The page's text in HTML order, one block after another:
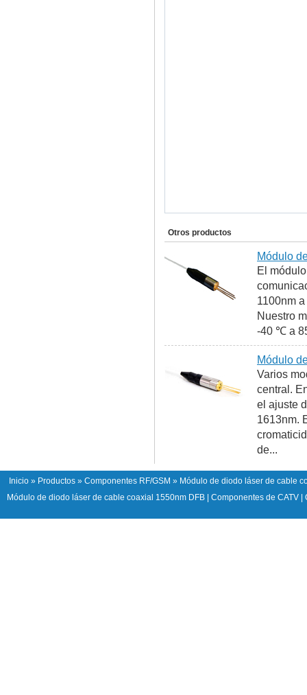
Otros productos
Módulo
El
1100nm
Nuestro
-40 ℃ a
Módulo
Varios
central.
el ajuste
1613nm.
de...
Inicio » Productos » Componentes RF/GSM » Módulo de diodo láser de cable
Módulo de diodo láser de cable coaxial 1550nm DFB
Componentes de CATV